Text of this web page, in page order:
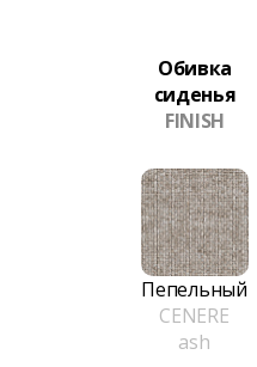
Обивка
сиденья
FINISH
Пепельный
CENERE
ash